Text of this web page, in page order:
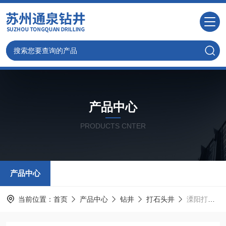
产品中心
PRODUCTS CNTER
产品中心
当前位置： 首页 产品中心 钻井 打石头井 溧阳打井,常州溧阳周边打水井钻井施工队